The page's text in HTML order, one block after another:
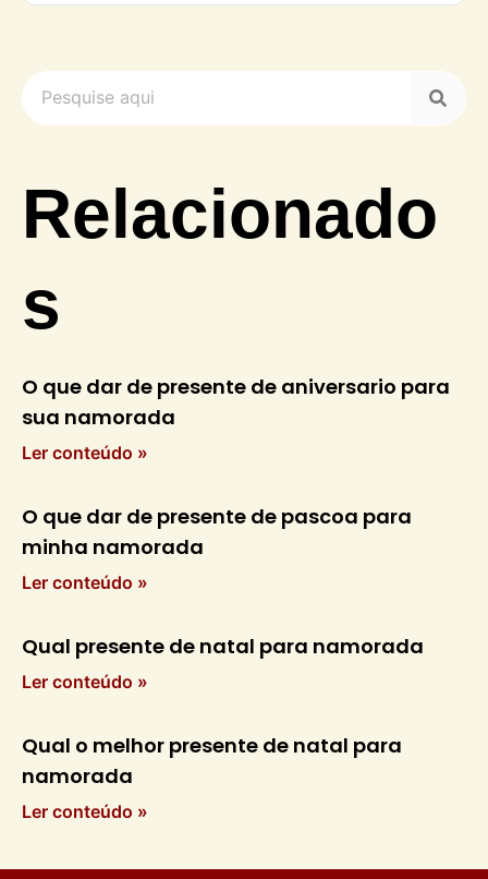
Relacionado
s
O que dar de presente de aniversario para
sua namorada
Ler conteúdo »
O que dar de presente de pascoa para
minha namorada
Ler conteúdo »
Qual presente de natal para namorada
Ler conteúdo »
Qual o melhor presente de natal para
namorada
Ler conteúdo »